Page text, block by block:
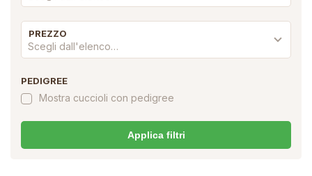
PREZZO
Scegli dall'elenco…
PEDIGREE
Mostra cuccioli con pedigree